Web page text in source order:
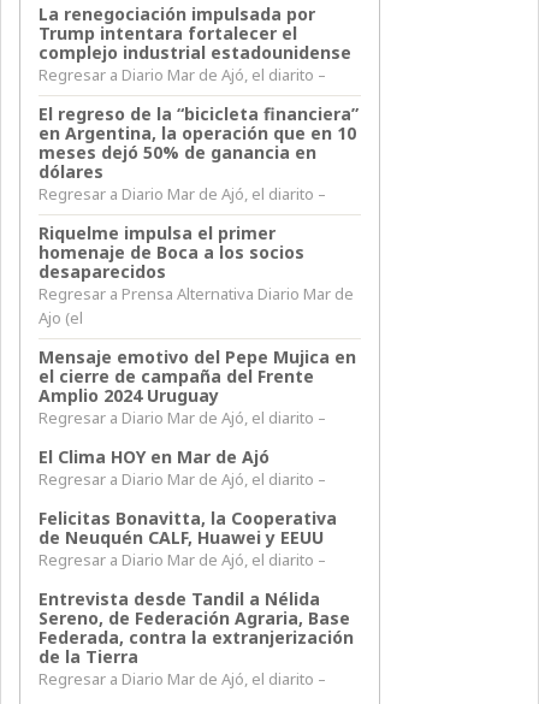
La renegociación impulsada por
Trump intentara fortalecer el
complejo industrial estadounidense
Regresar a Diario Mar de Ajó, el diarito –
El regreso de la “bicicleta financiera”
en Argentina, la operación que en 10
meses dejó 50% de ganancia en
dólares
Regresar a Diario Mar de Ajó, el diarito –
Riquelme impulsa el primer
homenaje de Boca a los socios
desaparecidos
Regresar a Prensa Alternativa Diario Mar de
Ajo (el
Mensaje emotivo del Pepe Mujica en
el cierre de campaña del Frente
Amplio 2024 Uruguay
Regresar a Diario Mar de Ajó, el diarito –
El Clima HOY en Mar de Ajó
Regresar a Diario Mar de Ajó, el diarito –
Felicitas Bonavitta, la Cooperativa
de Neuquén CALF, Huawei y EEUU
Regresar a Diario Mar de Ajó, el diarito –
Entrevista desde Tandil a Nélida
Sereno, de Federación Agraria, Base
Federada, contra la extranjerización
de la Tierra
Regresar a Diario Mar de Ajó, el diarito –